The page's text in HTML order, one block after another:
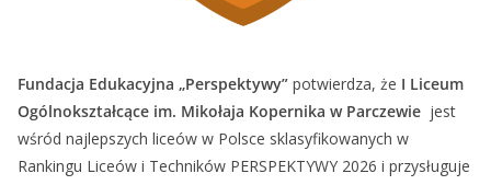
Fundacja Edukacyjna „Perspektywy” potwierdza, że I Liceum
Ogólnokształcące im. Mikołaja Kopernika w Parczewie jest
wśród najlepszych liceów w Polsce sklasyfikowanych w
Rankingu Liceów i Techników PERSPEKTYWY 2026 i przysługuje